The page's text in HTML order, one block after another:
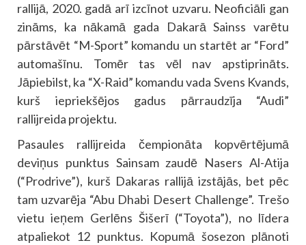
rallijā, 2020. gadā arī izcīnot uzvaru. Neoficiāli gan
zināms, ka nākamā gada Dakarā Sainss varētu
pārstāvēt “M-Sport” komandu un startēt ar “Ford”
automašīnu. Tomēr tas vēl nav apstiprināts.
Jāpiebilst, ka “X-Raid” komandu vada Svens Kvands,
kurš iepriekšējos gadus pārraudzīja “Audi”
rallijreida projektu.
Pasaules rallijreida čempionāta kopvērtējumā
deviņus punktus Sainsam zaudē Nasers Al-Atija
(“Prodrive”), kurš Dakaras rallijā izstājās, bet pēc
tam uzvarēja “Abu Dhabi Desert Challenge”. Trešo
vietu ieņem Gerlēns Šišerī (“Toyota”), no līdera
atpaliekot 12 punktus. Kopumā šosezon plānoti